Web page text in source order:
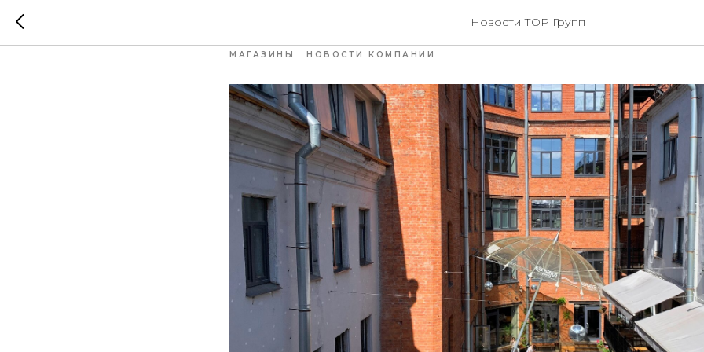
Новости ТОР Групп
Кафе в Бертгольд центре
МАГАЗИНЫ НОВОСТИ КОМПАНИИ